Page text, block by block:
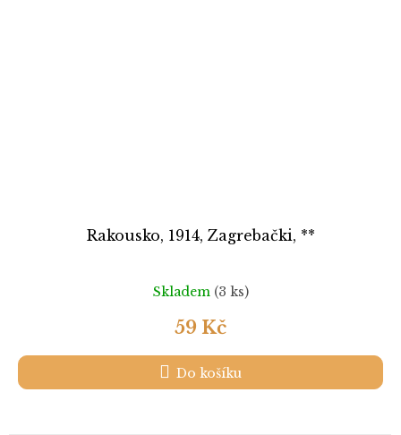
Rakousko, 1914, Zagrebački, **
Skladem (3 ks)
59 Kč
Do košíku